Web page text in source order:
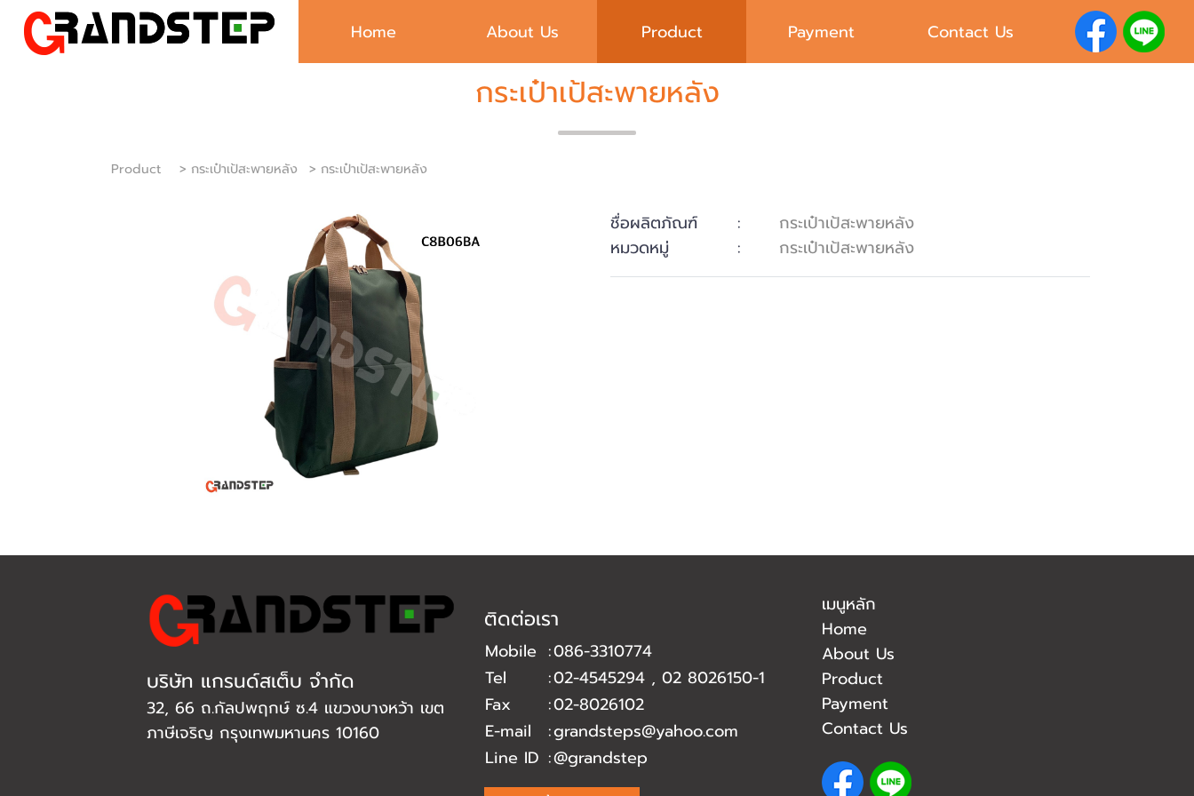
Home About Us Product Payment Contact Us
กระเป๋าเป้สะพายหลัง
Product > กระเป๋าเป้สะพายหลัง > กระเป๋าเป้สะพายหลัง
ชื่อผลิตภัณฑ์ :
กระเป๋าเป้สะพายหลัง
หมวดหมู่
: กระเป๋าเป้สะพายหลัง
บริษัท แกรนด์สเต็บ จำกัด
32, 66 ถ.กัลปพฤกษ์ ซ.4 แขวงบางหว้า เขต
ภาษีเจริญ กรุงเทพมหานคร 10160
ติดต่อเรา
Mobile :086-3310774
Tel
:02-4545294, 02 8026150-1
Fax
:02-8026102
E-mail
:grandsteps@yahoo.com
Line ID :@grandstep
เมนูหลัก
Home
About Us
Product
Payment
Contact Us